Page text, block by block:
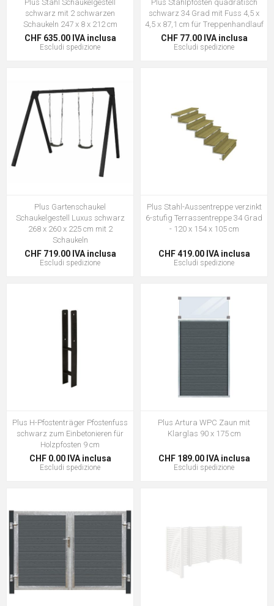
Plus Stahl Schaukelgestell
schwarz mit 2 schwarzen
Schaukeln 247 x 8 x 212 cm
CHF 635.00 IVA inclusa
Escludi spedizione
Plus Stahlpfosten quadratisch
schwarz 34 Grad mit Fuss 4,5 x
4,5 x 87,1 cm für Treppenhandlauf
CHF 77.00 IVA inclusa
Escludi spedizione
Plus Gartenschaukel
Schaukelgestell Luxus schwarz
268 x 260 x 225 cm mit 2
Schaukeln
CHF 719.00 IVA inclusa
Escludi spedizione
Plus Stahl-Aussentreppe verzinkt
6-stufig Terrassentreppe 34 Grad
- 120 x 154 x 105 cm
CHF 419.00 IVA inclusa
Escludi spedizione
Plus H-Pfostenträger Pfostenfuss
schwarz zum Einbetonieren für
Holzpfosten 9 cm
CHF 0.00 IVA inclusa
Escludi spedizione
Plus Artura WPC Zaun mit
Klarglas 90 x 175 cm
CHF 189.00 IVA inclusa
Escludi spedizione